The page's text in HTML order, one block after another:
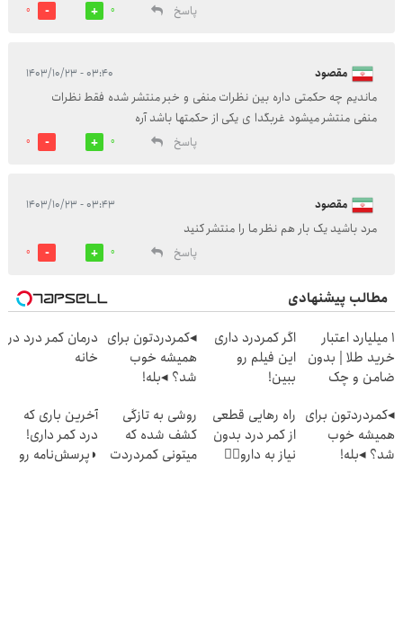
پاسخ
0
0
مقصود ۰۳:۴۰ - ۱۴۰۳/۱۰/۲۳
ماندیم چه حکمتی داره بین نظرات منفی و خبر منتشر شده فقط نظرات
منفی منتشر میشود غربگدا ی یکی از حکمتها باشد آره
پاسخ
0
0
مقصود ۰۳:۴۳ - ۱۴۰۳/۱۰/۲۳
مرد باشید یک بار هم نظر ما را منتشر کنید
پاسخ
0
0
مطالب پیشنهادی
۱ میلیارد اعتبار
خرید طلا | بدون
ضامن و چک
اگر کمردرد داری
این فیلم رو
ببین!
پر کن◖
◂کمردردتون برای
همیشه خوب
شد؟ ◂بله!
کن)
درمان کمر درد در
خانه
◂کمردردتون برای
همیشه خوب
شد؟ ◂بله!
راه رهایی قطعی
از کمر درد بدون
نیاز به دارو👈🏻
روشی به تازگی
کشف شده که
میتونی کمردردت
آخرین باری که
درد کمر داری!
◗پرسش‌نامه رو